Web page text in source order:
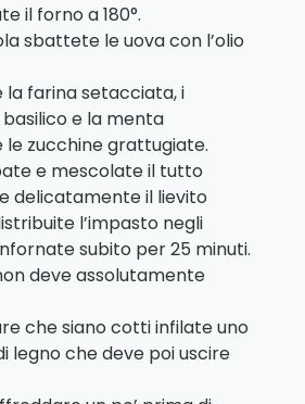
il forno a 180°.
sbattete le uova con l’olio
la farina setacciata, i
e la menta
le zucchine grattugiate.
e mescolate il tutto
delicatamente il lievito
l’impasto negli
subito per 25 minuti.
deve assolutamente
che siano cotti infilate uno
legno che deve poi uscire